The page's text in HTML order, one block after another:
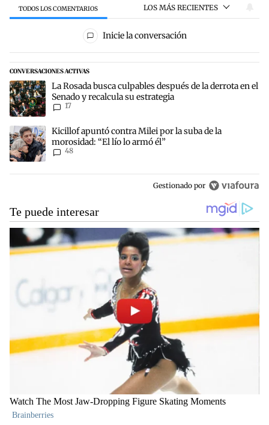
TODOS LOS COMENTARIOS LOS MÁS RECIENTES
Todos los comentarios
Inicie la conversación
CONVERSACIONES ACTIVAS
Este listado muestra los artículos con más comentarios en los
Un artículo de tendencia con el título "La Rosada busca culpables
La Rosada busca culpables después de la derrota en el
Senado y recalcula su estrategia
17
Un artículo de tendencia con el título "Kicillof apuntó contra Milei
Kicillof apuntó contra Milei por la suba de la
morosidad: “El lío lo armó él”
48
Gestionado por